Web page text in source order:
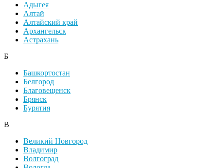
Адыгея
Алтай
Алтайский край
Архангельск
Астрахань
Б
Башкортостан
Белгород
Благовещенск
Брянск
Бурятия
В
Великий Новгород
Владимир
Волгоград